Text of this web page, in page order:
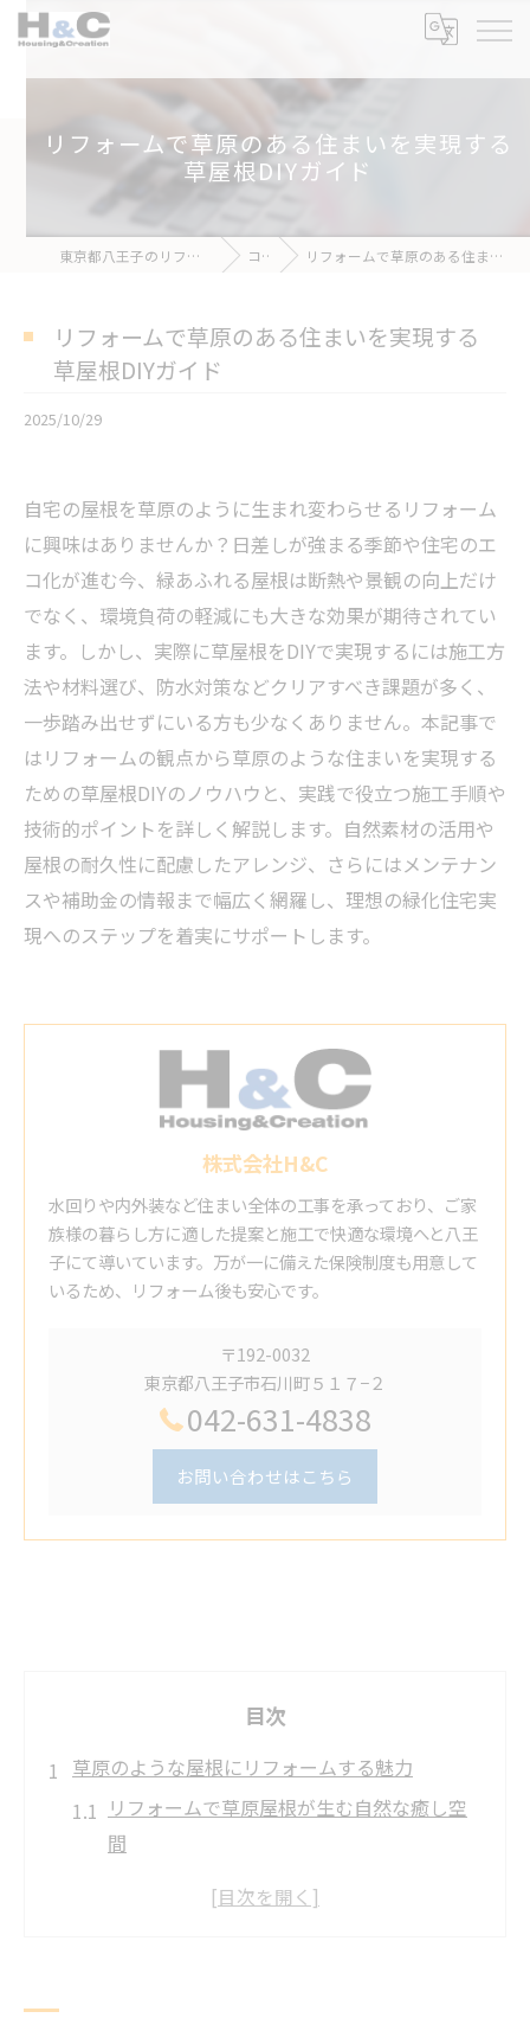
リフォームで草原のある住まいを実現する
草屋根DIYガイド
東京都八王子のリフォームなら株式会社H&C コラム リフォームで草原のある住まいを実現する草屋根DIYガイド
リフォームで草原のある住まいを実現する
草屋根DIYガイド
2025/10/29
自宅の屋根を草原のように生まれ変わらせるリフォーム
に興味はありませんか？日差しが強まる季節や住宅のエ
コ化が進む今、緑あふれる屋根は断熱や景観の向上だけ
でなく、環境負荷の軽減にも大きな効果が期待されてい
ます。しかし、実際に草屋根をDIYで実現するには施工方
法や材料選び、防水対策などクリアすべき課題が多く、
一歩踏み出せずにいる方も少なくありません。本記事で
はリフォームの観点から草原のような住まいを実現する
ための草屋根DIYのノウハウと、実践で役立つ施工手順や
技術的ポイントを詳しく解説します。自然素材の活用や
屋根の耐久性に配慮したアレンジ、さらにはメンテナン
スや補助金の情報まで幅広く網羅し、理想の緑化住宅実
現へのステップを着実にサポートします。
株式会社H&C
水回りや内外装など住まい全体の工事を承っており、ご家
族様の暮らし方に適した提案と施工で快適な環境へと八王
子にて導いています。万が一に備えた保険制度も用意して
いるため、リフォーム後も安心です。
〒192-0032
東京都八王子市石川町５１７−２
042-631-4838
お問い合わせはこちら
目次
草原のような屋根にリフォームする魅力
リフォームで草原屋根が生む自然な癒し空
間
草原リフォームがもたらす快適な暮らしの